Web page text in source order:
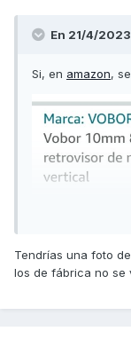
En 21/4/2023
Si, en amazon,
Tendrías una foto
los de fábrica no se